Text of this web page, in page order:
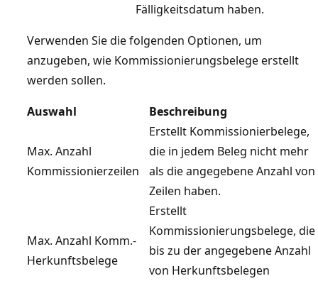
Fälligkeitsdatum haben.
Verwenden Sie die folgenden Optionen, um
anzugeben, wie Kommissionierungsbelege erstellt
werden sollen.
Auswahl
Beschreibung
Max. Anzahl
Kommissionierzeilen
Erstellt Kommissionierbelege,
die in jedem Beleg nicht mehr
als die angegebene Anzahl von
Zeilen haben.
Max. Anzahl Komm.-
Herkunftsbelege
Erstellt
Kommissionierungsbelege, die
bis zu der angegebene Anzahl
von Herkunftsbelegen